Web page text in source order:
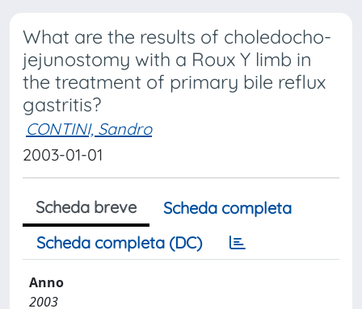
What are the results of choledocho-
jejunostomy with a Roux Y limb in
the treatment of primary bile reflux
gastritis?
CONTINI, Sandro
2003-01-01
Scheda breve
Scheda completa
Scheda completa (DC)
Anno
2003